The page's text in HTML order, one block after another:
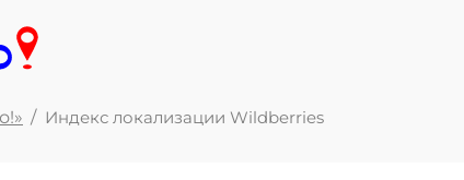
Индекс локализации Wildberries